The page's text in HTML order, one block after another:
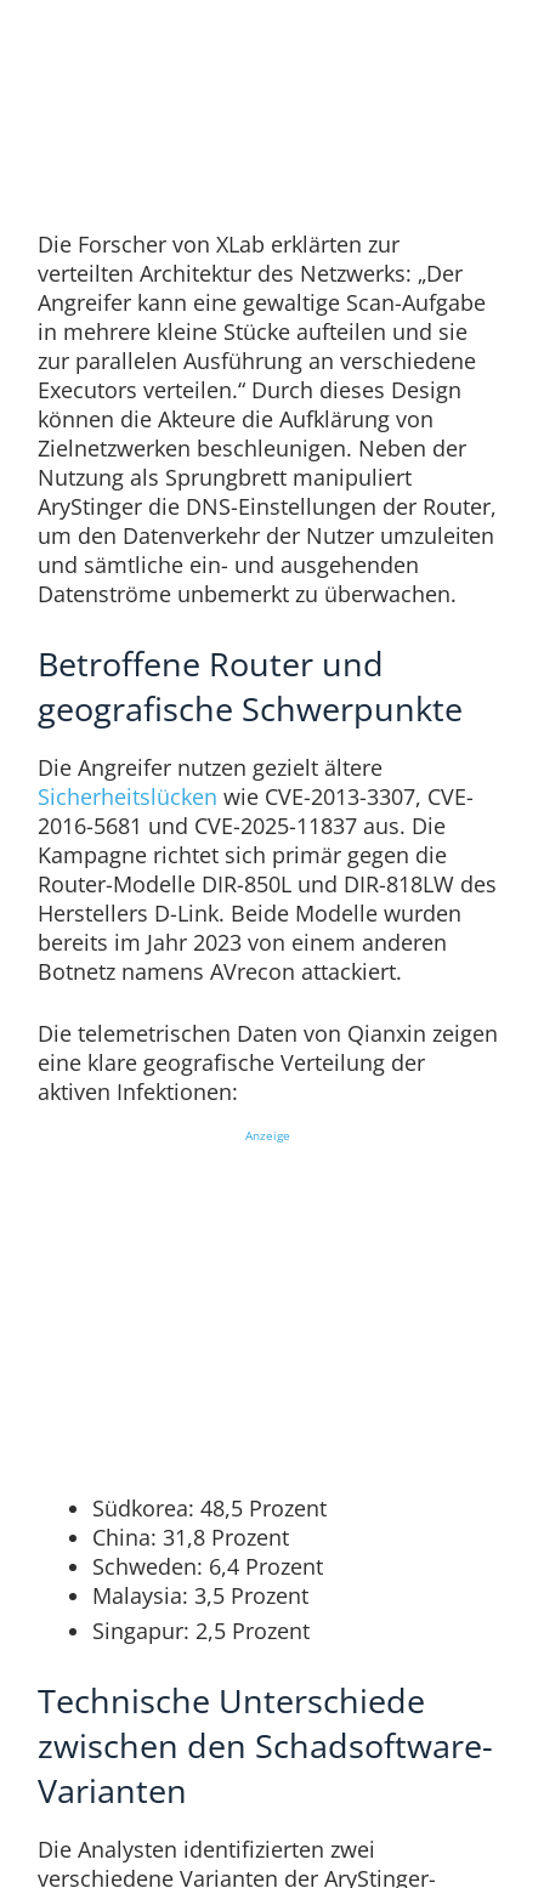
Die Forscher von XLab erklärten zur
verteilten Architektur des Netzwerks: „Der
Angreifer kann eine gewaltige Scan-Aufgabe
in mehrere kleine Stücke aufteilen und sie
zur parallelen Ausführung an verschiedene
Executors verteilen.“ Durch dieses Design
können die Akteure die Aufklärung von
Zielnetzwerken beschleunigen. Neben der
Nutzung als Sprungbrett manipuliert
AryStinger die DNS-Einstellungen der Router,
um den Datenverkehr der Nutzer umzuleiten
und sämtliche ein- und ausgehenden
Datenströme unbemerkt zu überwachen.
Betroffene Router und
geografische Schwerpunkte
Die Angreifer nutzen gezielt ältere
Sicherheitslücken wie CVE-2013-3307, CVE-
2016-5681 und CVE-2025-11837 aus. Die
Kampagne richtet sich primär gegen die
Router-Modelle DIR-850L und DIR-818LW des
Herstellers D-Link. Beide Modelle wurden
bereits im Jahr 2023 von einem anderen
Botnetz namens AVrecon attackiert.
Die telemetrischen Daten von Qianxin zeigen
eine klare geografische Verteilung der
aktiven Infektionen:
Anzeige
Südkorea: 48,5 Prozent
China: 31,8 Prozent
Schweden: 6,4 Prozent
Malaysia: 3,5 Prozent
Singapur: 2,5 Prozent
Technische Unterschiede
zwischen den Schadsoftware-
Varianten
Die Analysten identifizierten zwei
verschiedene Varianten der AryStinger-